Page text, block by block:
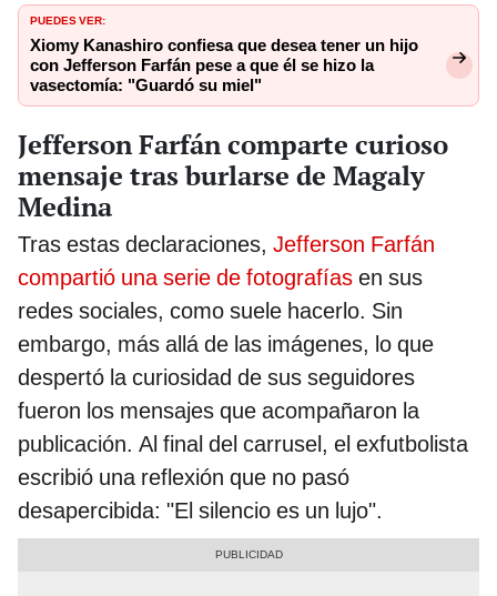
PUEDES VER:
Xiomy Kanashiro confiesa que desea tener un hijo
con Jefferson Farfán pese a que él se hizo la
vasectomía: "Guardó su miel"
Jefferson Farfán comparte curioso
mensaje tras burlarse de Magaly
Medina
Tras estas declaraciones, Jefferson Farfán
compartió una serie de fotografías en sus
redes sociales, como suele hacerlo. Sin
embargo, más allá de las imágenes, lo que
despertó la curiosidad de sus seguidores
fueron los mensajes que acompañaron la
publicación. Al final del carrusel, el exfutbolista
escribió una reflexión que no pasó
desapercibida: "El silencio es un lujo".